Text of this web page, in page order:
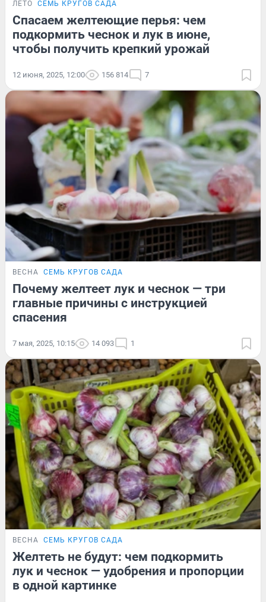
ЛЕТО СЕМЬ КРУГОВ САДА
Спасаем желтеющие перья: чем
подкормить чеснок и лук в июне,
чтобы получить крепкий урожай
12 июня, 2025, 12:00 156 814 7
ВЕСНА СЕМЬ КРУГОВ САДА
Почему желтеет лук и чеснок — три
главные причины с инструкцией
спасения
7 мая, 2025, 10:15 14 093 1
ВЕСНА СЕМЬ КРУГОВ САДА
Желтеть не будут: чем подкормить
лук и чеснок — удобрения и пропорции
в одной картинке